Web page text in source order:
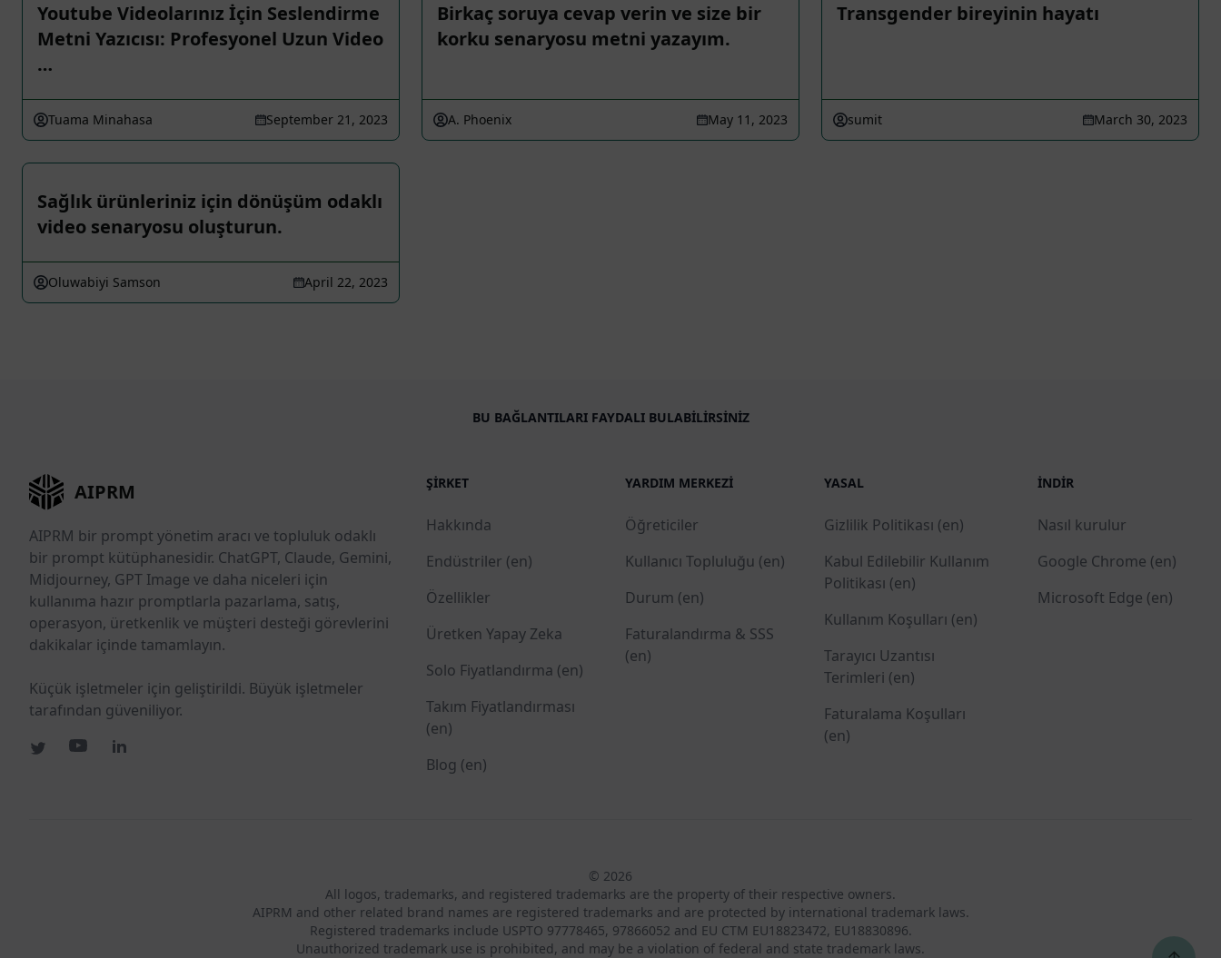
Youtube Videolarınız İçin Seslendirme
Metni Yazıcısı: Profesyonel Uzun Video
…
Tuama Minahasa September 21, 2023
Birkaç soruya cevap verin ve size bir
korku senaryosu metni yazayım.
A. Phoenix May 11, 2023
Transgender bireyinin hayatı
sumit March 30, 2023
Sağlık ürünleriniz için dönüşüm odaklı
video senaryosu oluşturun.
Oluwabiyi Samson April 22, 2023
BU BAĞLANTILARI FAYDALI BULABILIRSINIZ
AIPRM
AIPRM bir prompt yönetim aracı ve topluluk odaklı
bir prompt kütüphanesidir. ChatGPT, Claude, Gemini,
Midjourney, GPT Image ve daha niceleri için
kullanıma hazır promptlarla pazarlama, satış,
operasyon, üretkenlik ve müşteri desteği görevlerini
dakikalar içinde tamamlayın.
Küçük işletmeler için geliştirildi. Büyük işletmeler
tarafından güveniliyor.
ŞIRKET
Hakkında
Endüstriler (en)
Özellikler
Üretken Yapay Zeka
Solo Fiyatlandırma (en)
Takım Fiyatlandırması
(en)
Blog (en)
YARDIM MERKEZI
Öğreticiler
Kullanıcı Topluluğu (en)
Durum (en)
Faturalandırma & SSS
(en)
YASAL
Gizlilik Politikası (en)
Kabul Edilebilir Kullanım
Politikası (en)
Kullanım Koşulları (en)
Tarayıcı Uzantısı
Terimleri (en)
Faturalama Koşulları
(en)
İNDIR
Nasıl kurulur
Google Chrome (en)
Microsoft Edge (en)
© 2026
All logos, trademarks, and registered trademarks are the property of their respective owners.
AIPRM and other related brand names are registered trademarks and are protected by international trademark laws.
Registered trademarks include USPTO 97778465, 97866052 and EU CTM EU18823472, EU18830896.
Unauthorized trademark use is prohibited, and may be a violation of federal and state trademark laws.